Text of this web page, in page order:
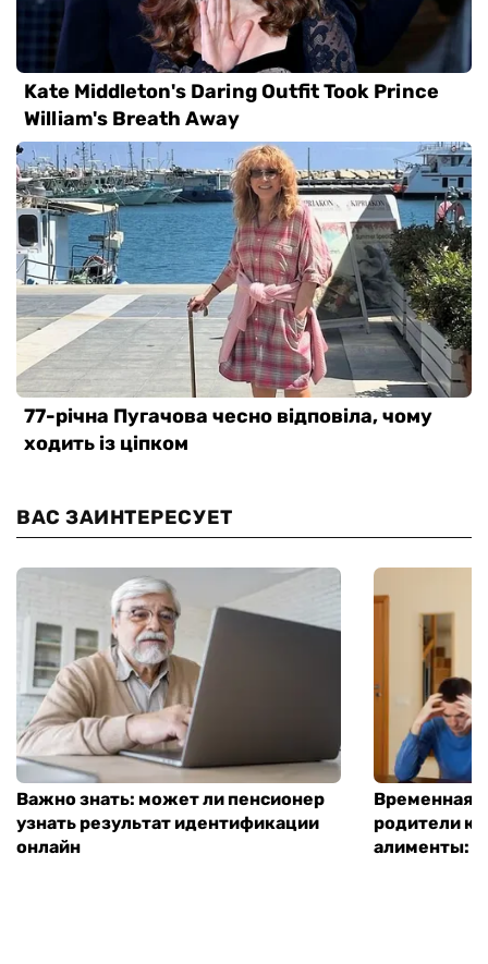
ВАС ЗАИНТЕРЕСУЕТ
Важно знать: может ли пенсионер
узнать результат идентификации
онлайн
Временная
родители
алименты: